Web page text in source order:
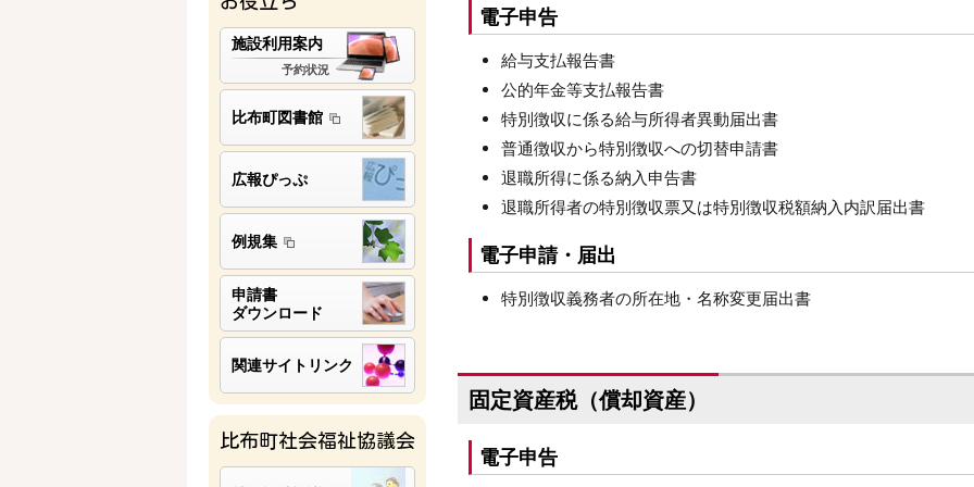
電子申告
給与支払報告書
公的年金等支払報告書
特別徴収に係る給与所得者異動届出書
普通徴収から特別徴収への切替申請書
退職所得に係る納入申告書
退職所得者の特別徴収票又は特別徴収税額納入内訳届出書
電子申請・届出
特別徴収義務者の所在地・名称変更届出書
固定資産税（償却資産）
電子申告
施設利用案内
予約状況
比布町図書館
広報ぴっぷ
例規集
申請書
ダウンロード
関連サイトリンク
比布町社会福祉協議会